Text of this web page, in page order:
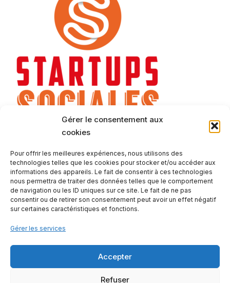
Gérer le consentement aux
cookies
Pour offrir les meilleures expériences, nous utilisons des
technologies telles que les cookies pour stocker et/ou accéder aux
informations des appareils. Le fait de consentir à ces technologies
nous permettra de traiter des données telles que le comportement
de navigation ou les ID uniques sur ce site. Le fait de ne pas
consentir ou de retirer son consentement peut avoir un effet négatif
sur certaines caractéristiques et fonctions.
Gérer les services
Accepter
Refuser
Mentions légales